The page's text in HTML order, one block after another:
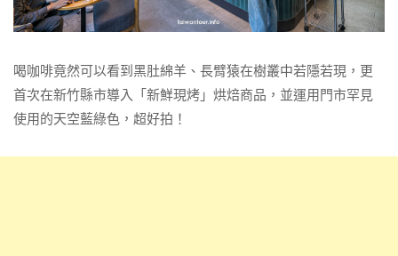
喝咖啡竟然可以看到黑肚綿羊、長臂猿在樹叢中若隱若現，更
首次在新竹縣市導入「新鮮現烤」烘焙商品，並運用門市罕見
使用的天空藍綠色，超好拍！